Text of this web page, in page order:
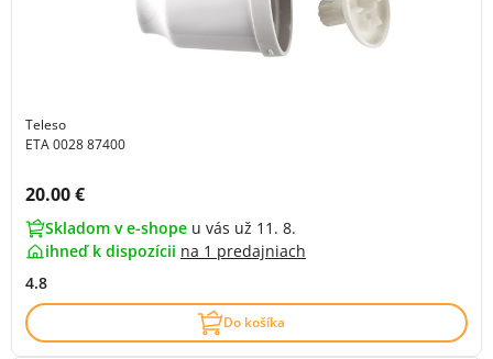
Teleso
ETA 0028 87400
Cena s DPH:
20.00 €
Skladom v e-shope u vás už 11. 8.
ihneď k dispozícii na 1 predajniach
4.8
Do košíka